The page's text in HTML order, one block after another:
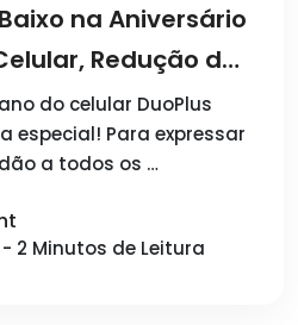
na Aniversário
Redução de
em Um Ano!
do celular DuoPlus
especial! Para expressar
a todos os …
2 Minutos de Leitura